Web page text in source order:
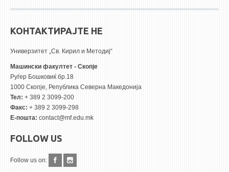
КОНТАКТИРАЈТЕ НЕ
Универзитет „Св. Кирил и Методиј“
Машински факултет - Скопје
Руѓер Бошковиќ бр.18
1000 Скопје, Република Северна Македонија
Тел: + 389 2 3099-200
Факс: + 389 2 3099-298
Е-пошта: contact@mf.edu.mk
FOLLOW US
Follow us on: